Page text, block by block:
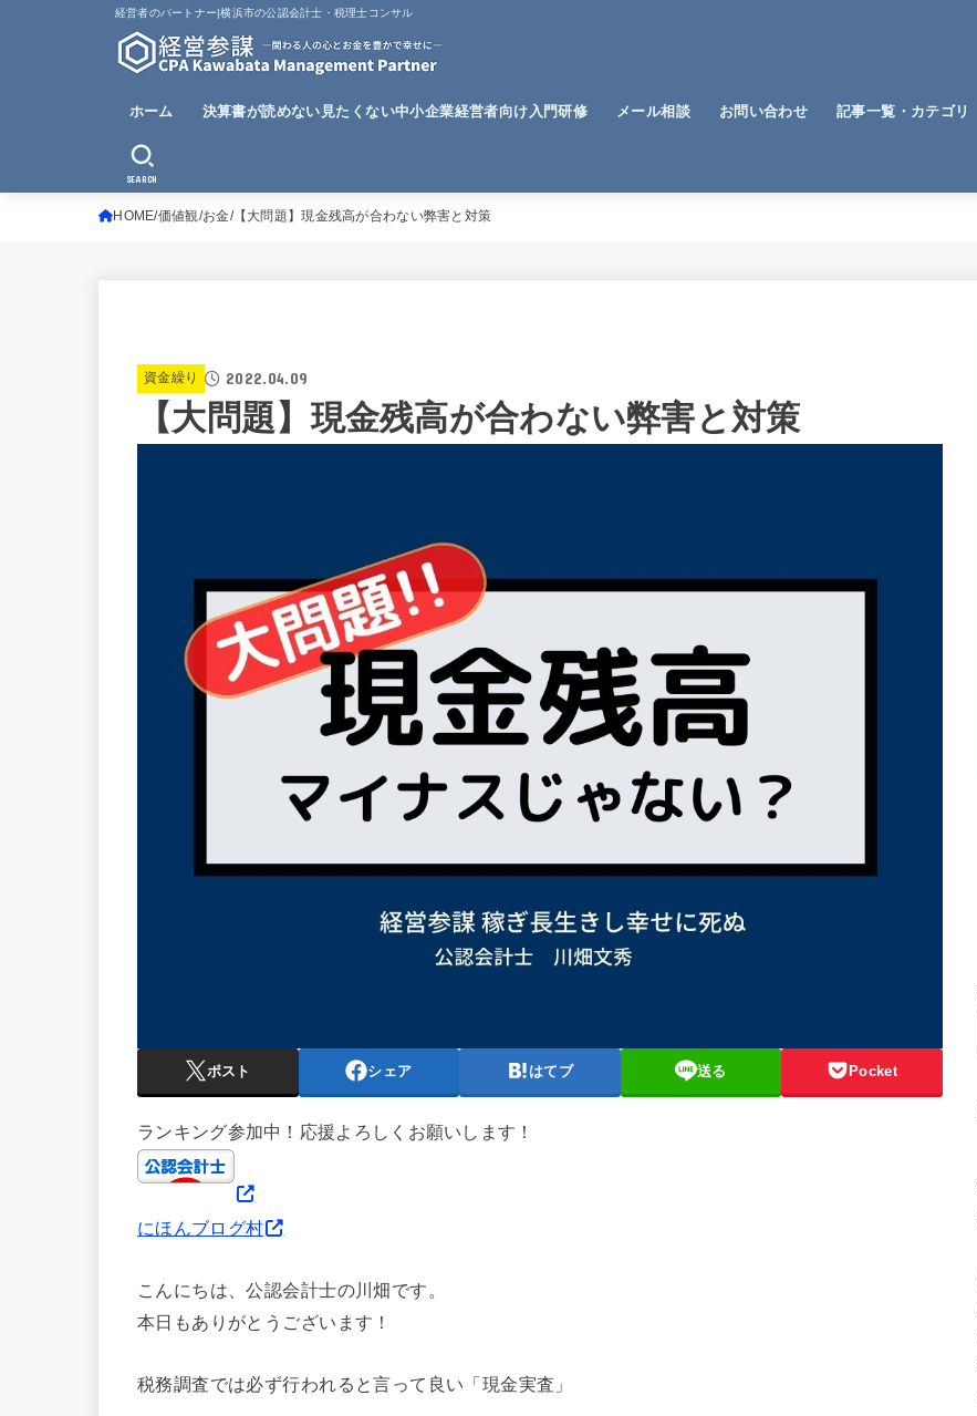
経営者のパートナー|横浜市の公認会計士・税理士コンサル
ホーム 決算書が読めない見たくない中小企業経営者向け入門研修 メール相談 お問い合わせ 記事一覧・カテゴリ
SEARCH
HOME 価値観 お金 【大問題】現金残高が合わない弊害と対策
資金繰り 2022.04.09
【大問題】現金残高が合わない弊害と対策
ポスト シェア はてブ 送る Pocket
ランキング参加中！応援よろしくお願いします！
にほんブログ村
こんにちは、公認会計士の川畑です。
本日もありがとうございます！
税務調査では必ず行われると言って良い「現金実査」